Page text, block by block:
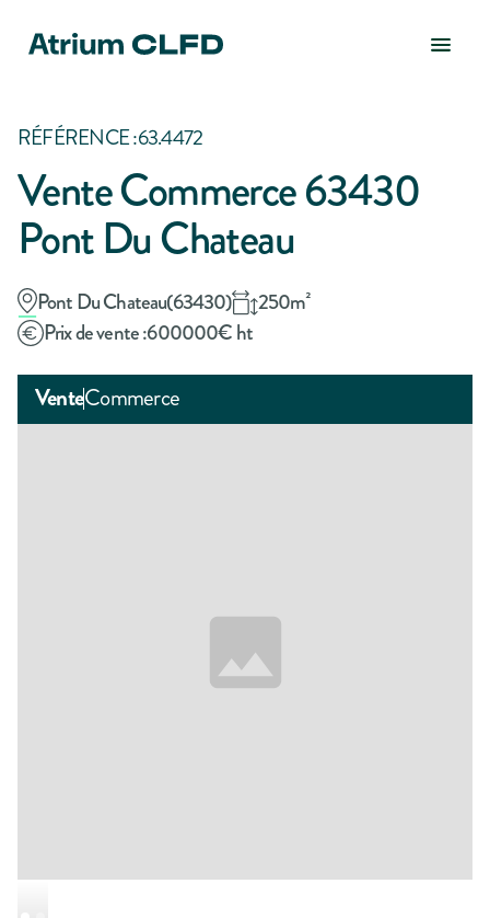
RÉFÉRENCE :63.4472
Vente Commerce 63430
Pont Du Chateau
Pont Du Chateau(63430) 250m²
Prix de vente :600000€ ht
VenteCommerce